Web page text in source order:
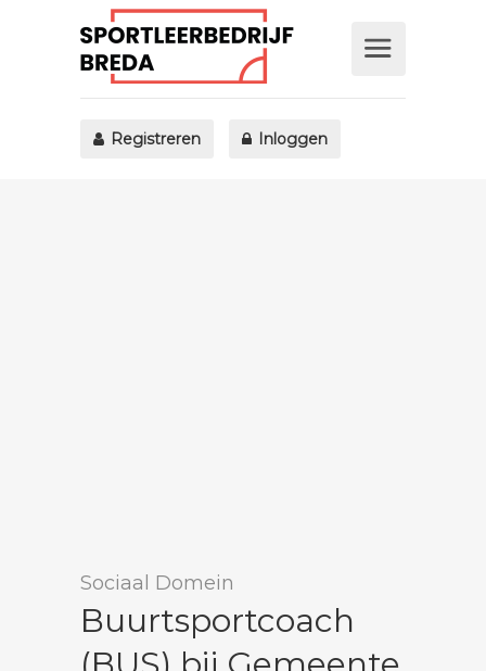
Registreren Inloggen
Sociaal Domein
Buurtsportcoach